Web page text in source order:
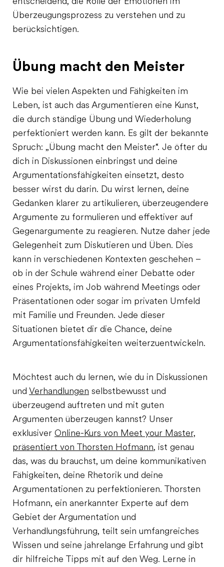
Überzeugungsprozess zu verstehen und zu
berücksichtigen.
Übung macht den Meister
Wie bei vielen Aspekten und Fähigkeiten im
Leben, ist auch das Argumentieren eine Kunst,
die durch ständige Übung und Wiederholung
perfektioniert werden kann. Es gilt der bekannte
Spruch: „Übung macht den Meister“. Je öfter du
dich in Diskussionen einbringst und deine
Argumentationsfähigkeiten einsetzt, desto
besser wirst du darin. Du wirst lernen, deine
Gedanken klarer zu artikulieren, überzeugendere
Argumente zu formulieren und effektiver auf
Gegenargumente zu reagieren. Nutze daher jede
Gelegenheit zum Diskutieren und Üben. Dies
kann in verschiedenen Kontexten geschehen –
ob in der Schule während einer Debatte oder
eines Projekts, im Job während Meetings oder
Präsentationen oder sogar im privaten Umfeld
mit Familie und Freunden. Jede dieser
Situationen bietet dir die Chance, deine
Argumentationsfähigkeiten weiterzuentwickeln.
Möchtest auch du lernen, wie du in Diskussionen
und Verhandlungen selbstbewusst und
überzeugend auftreten und mit guten
Argumenten überzeugen kannst? Unser
exklusiver Online-Kurs von Meet your Master,
präsentiert von Thorsten Hofmann, ist genau
das, was du brauchst, um deine kommunikativen
Fähigkeiten, deine Rhetorik und deine
Argumentationen zu perfektionieren. Thorsten
Hofmann, ein anerkannter Experte auf dem
Gebiet der Argumentation und
Verhandlungsführung, teilt sein umfangreiches
Wissen und seine jahrelange Erfahrung und gibt
dir hilfreiche Tipps mit auf den Weg. Lerne in